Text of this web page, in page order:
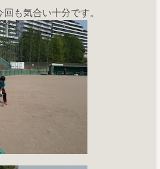
も気合い十分です。